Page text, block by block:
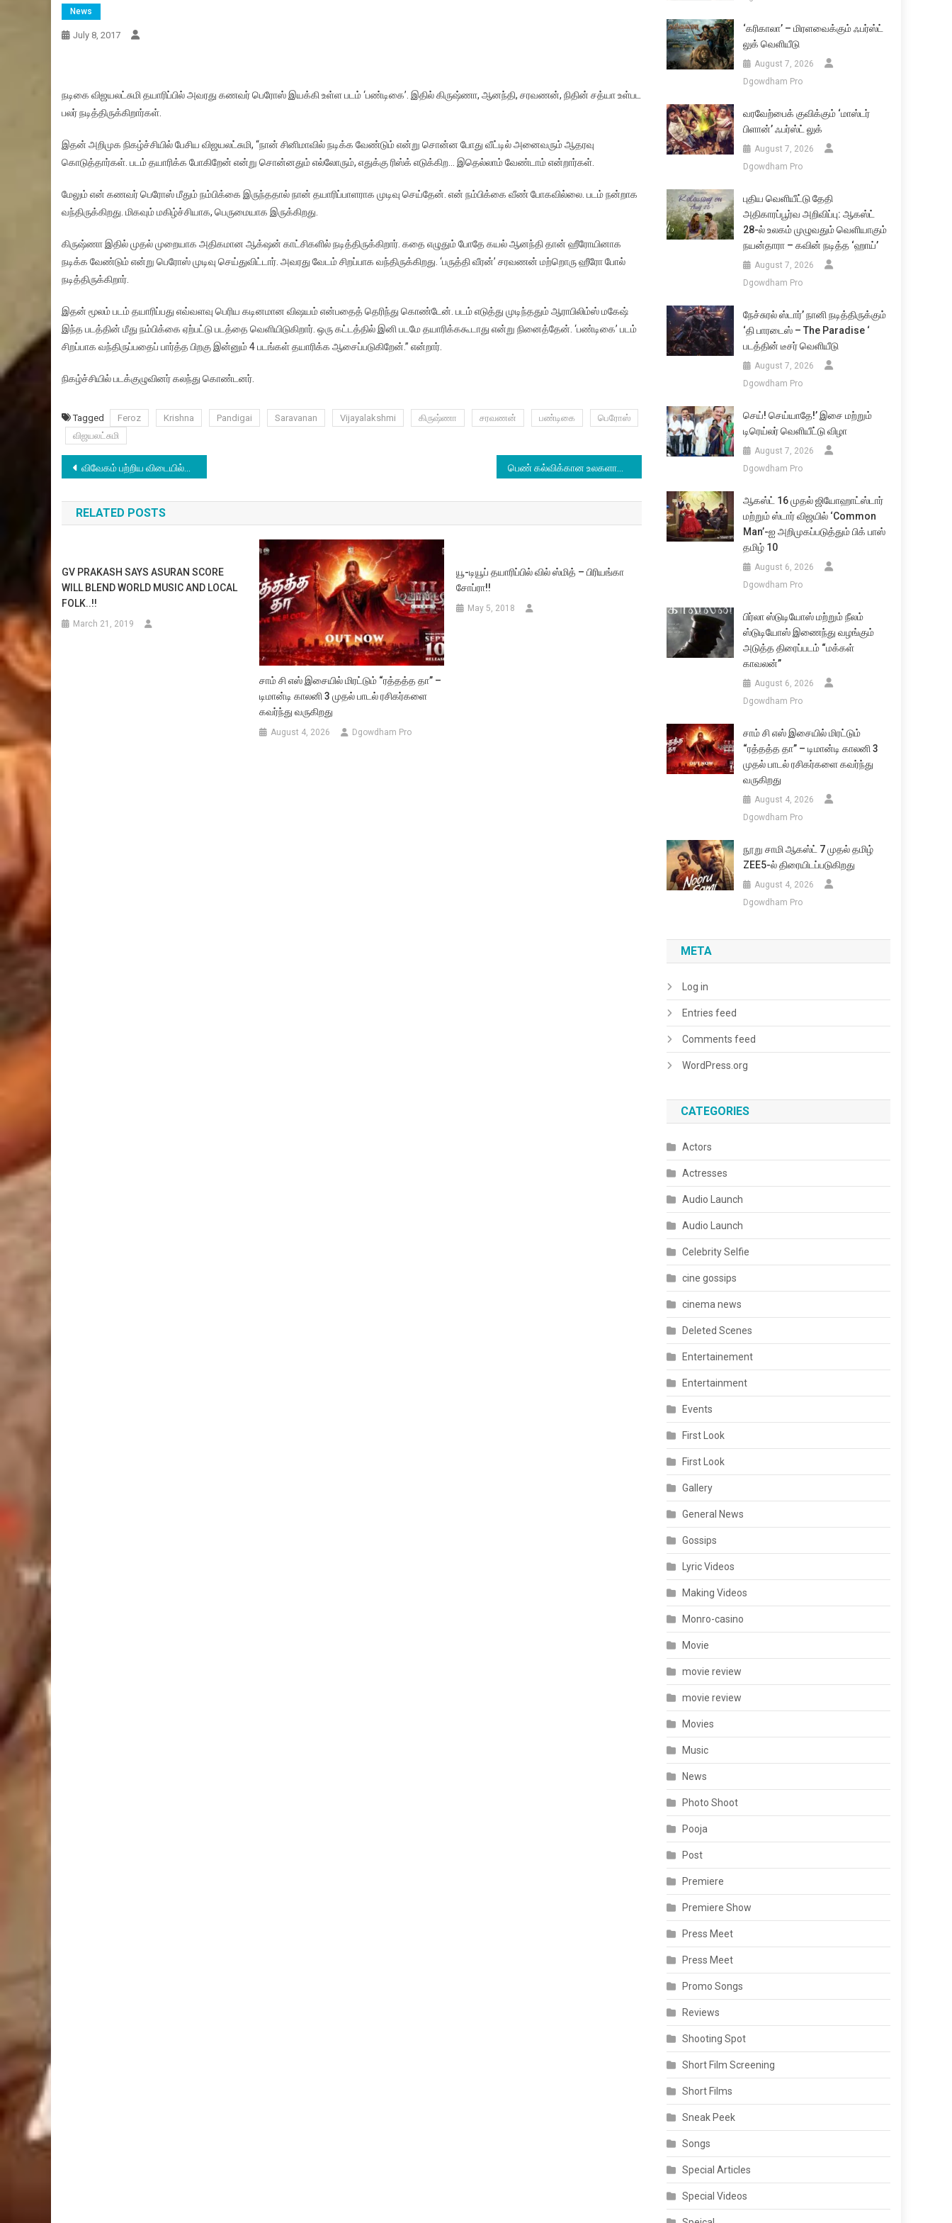
News
July 8, 2017
நடிகை விஜயலட்சுமி தயாரிப்பில் அவரது கணவர் பெரோஸ் இயக்கி உள்ள படம் ‘பண்டிகை’. இதில் கிருஷ்ணா, ஆனந்தி, சரவணன், நிதின் சத்யா உள்பட
பலர் நடித்திருக்கிறார்கள்.
இதன் அறிமுக நிகழ்ச்சியில் பேசிய விஜயலட்சுமி, “நான் சினிமாவில் நடிக்க வேண்டும் என்று சொன்ன போது வீட்டில் அனைவரும் ஆதரவு
கொடுத்தார்கள். படம் தயாரிக்க போகிறேன் என்று சொன்னதும் எல்லோரும், எதுக்கு ரிஸ்க் எடுக்கிற… இதெல்லாம் வேண்டாம் என்றார்கள்.
மேலும் என் கணவர் பெரோஸ் மீதும் நம்பிக்கை இருந்ததால் நான் தயாரிப்பாளராக முடிவு செய்தேன். என் நம்பிக்கை வீண் போகவில்லை. படம் நன்றாக
வந்திருக்கிறது. மிகவும் மகிழ்ச்சியாக, பெருமையாக இருக்கிறது.
கிருஷ்ணா இதில் முதல் முறையாக அதிகமான ஆக்‌ஷன் காட்சிகளில் நடித்திருக்கிறார். கதை எழுதும் போதே கயல் ஆனந்தி தான் ஹீரோயினாக
நடிக்க வேண்டும் என்று பெரோஸ் முடிவு செய்துவிட்டார். அவரது வேடம் சிறப்பாக வந்திருக்கிறது. ‘பருத்தி வீரன்’ சரவணன் மற்றொரு ஹீரோ போல்
நடித்திருக்கிறார்.
இதன் மூலம் படம் தயாரிப்பது எவ்வளவு பெரிய கடினமான வி‌ஷயம் என்பதைத் தெரிந்து கொண்டேன். படம் எடுத்து முடிந்ததும் ஆராபிலிம்ஸ் மகேஷ்
இந்த படத்தின் மீது நம்பிக்கை ஏற்பட்டு படத்தை வெளியிடுகிறார். ஒரு கட்டத்தில் இனி படமே தயாரிக்ககூடாது என்று நினைத்தேன். ‘பண்டிகை’ படம்
சிறப்பாக வந்திருப்பதைப் பார்த்த பிறகு இன்னும் 4 படங்கள் தயாரிக்க ஆசைப்படுகிறேன்.” என்றார்.
நிகழ்ச்சியில் படக்குழுவினர் கலந்து கொண்டனர்.
Tagged Feroz Krishna Pandigai Saravanan Vijayalakshmi கிருஷ்ணா சரவணன் பண்டிகை
பெரோஸ்
விஜயலட்சுமி
Post
navigation
விவேகம் பற்றிய விடையில்லா கேள்விகள் பெண் கல்விக்கான உலகளாவிய போராட்டம் தொடரும் என டுவிட்டரில் மலாலா பதிவு
RELATED POSTS
GV PRAKASH SAYS ASURAN SCORE
WILL BLEND WORLD MUSIC AND LOCAL
FOLK..!!
March 21, 2019
சாம் சி எஸ் இசையில் மிரட்டும் “ரத்தத்த தா” –
டிமான்டி காலனி 3 முதல் பாடல் ரசிகர்களை
கவர்ந்து வருகிறது
August 4, 2026 Dgowdham Pro
யூ-டியூப் தயாரிப்பில் வில் ஸ்மித் – பிரியங்கா
சோப்ரா!!
May 5, 2018
‘கரிகாலா’ – மிரளவைக்கும் ஃபர்ஸ்ட்
லுக் வெளியீடு
August 7, 2026
Dgowdham Pro
வரவேற்பைக் குவிக்கும் ‘மாஸ்டர்
பிளான்’ ஃபர்ஸ்ட் லுக்
August 7, 2026
Dgowdham Pro
புதிய வெளியீட்டு தேதி
அதிகாரப்பூர்வ அறிவிப்பு: ஆகஸ்ட்
28-ல் உலகம் முழுவதும் வெளியாகும்
நயன்தாரா – கவின் நடித்த ‘ஹாய்’
August 7, 2026
Dgowdham Pro
நேச்சுரல் ஸ்டார்’ நானி நடித்திருக்கும்
‘தி பாரடைஸ் – The Paradise ‘
படத்தின் டீசர் வெளியீடு
August 7, 2026
Dgowdham Pro
செய்! செய்யாதே!’ இசை மற்றும்
டிரெய்லர் வெளியீட்டு விழா
August 7, 2026
Dgowdham Pro
ஆகஸ்ட் 16 முதல் ஜியோஹாட்ஸ்டார்
மற்றும் ஸ்டார் விஜயில் ‘Common
Man’-ஐ அறிமுகப்படுத்தும் பிக் பாஸ்
தமிழ் 10
August 6, 2026
Dgowdham Pro
பிர்லா ஸ்டுடியோஸ் மற்றும் நீலம்
ஸ்டுடியோஸ் இணைந்து வழங்கும்
அடுத்த திரைப்படம் “மக்கள்
காவலன்”
August 6, 2026
Dgowdham Pro
சாம் சி எஸ் இசையில் மிரட்டும்
“ரத்தத்த தா” – டிமான்டி காலனி 3
முதல் பாடல் ரசிகர்களை கவர்ந்து
வருகிறது
August 4, 2026
Dgowdham Pro
நூறு சாமி ஆகஸ்ட் 7 முதல் தமிழ்
ZEE5-ல் திரையிடப்படுகிறது
August 4, 2026
Dgowdham Pro
META
Log in
Entries feed
Comments feed
WordPress.org
CATEGORIES
Actors
Actresses
Audio Launch
Audio Launch
Celebrity Selfie
cine gossips
cinema news
Deleted Scenes
Entertainement
Entertainment
Events
First Look
First Look
Gallery
General News
Gossips
Lyric Videos
Making Videos
Monro-casino
Movie
movie review
movie review
Movies
Music
News
Photo Shoot
Pooja
Post
Premiere
Premiere Show
Press Meet
Press Meet
Promo Songs
Reviews
Shooting Spot
Short Film Screening
Short Films
Sneak Peek
Songs
Special Articles
Special Videos